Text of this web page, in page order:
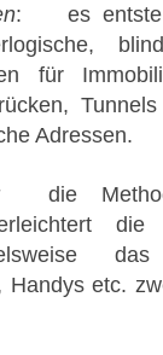
: es
für
Adressen.
die
die
Handys etc.